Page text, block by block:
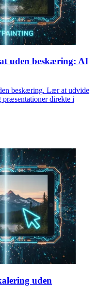
uden beskæring: AI
beskæring. Lær at udvide
præsentationer direkte i
uden